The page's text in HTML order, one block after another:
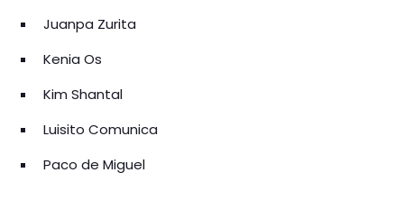
Juanpa Zurita
Kenia Os
Kim Shantal
Luisito Comunica
Paco de Miguel